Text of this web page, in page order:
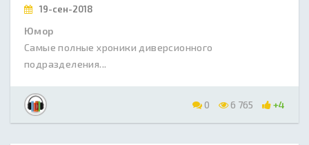
19-сен-2018
Юмор
Самые полные хроники диверсионного
подразделения...
0 6 765 +4